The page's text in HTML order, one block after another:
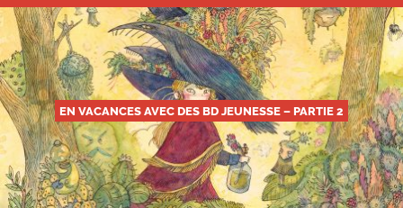
EN VACANCES AVEC DES BD JEUNESSE – PARTIE 2